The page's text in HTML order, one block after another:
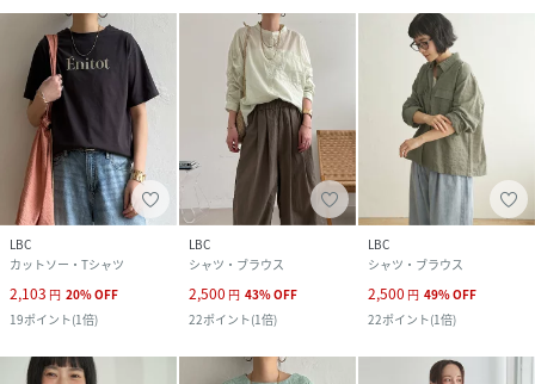
LBC
カットソー・Tシャツ
2,103 円 20%OFF
19ポイント(1倍)
LBC
シャツ・ブラウス
2,500 円 43%OFF
22ポイント(1倍)
LBC
シャツ・ブラウス
2,500 円 49%OFF
22ポイント(1倍)